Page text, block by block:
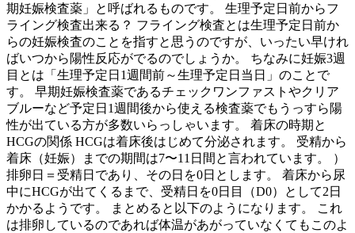
期妊娠検査薬」と呼ばれるものです。 生理予定日前からフ
ライング検査出来る？ フライング検査とは生理予定日前か
らの妊娠検査のことを指すと思うのですが、いったい早けれ
ばいつから陽性反応がでるのでしょうか。 ちなみに妊娠3週
目とは「生理予定日1週間前～生理予定日当日」のことで
す。 早期妊娠検査薬であるチェックワンファストやクリア
ブルーなど予定日1週間後から使える検査薬でもうっすら陽
性が出ている方が多数いらっしゃいます。 着床の時期と
HCGの関係 HCGは着床後はじめて分泌されます。 受精から
着床（妊娠）までの期間は7〜11日間と言われています。 ）
排卵日＝受精日であり、その日を0日とします。 着床から尿
中にHCGが出てくるまで、受精日を0日目（D0）として2日
かかるようです。 まとめると以下のようになります。 これ
は排卵しているのであれば体温があがっていなくてもこのよ